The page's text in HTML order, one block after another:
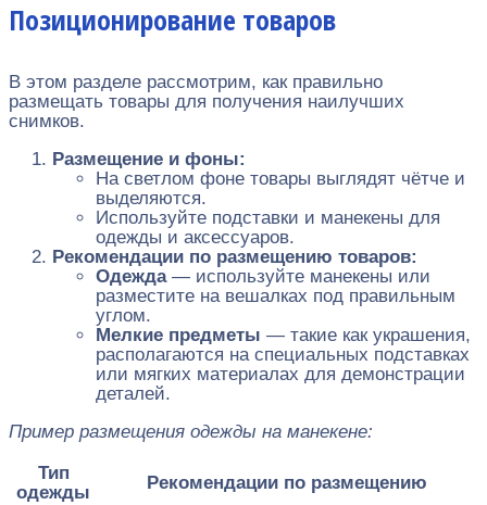
Позиционирование товаров
В этом разделе рассмотрим, как правильно
размещать товары для получения наилучших
снимков.
Размещение и фоны:
На светлом фоне товары выглядят чётче и
выделяются.
Используйте подставки и манекены для
одежды и аксессуаров.
Рекомендации по размещению товаров:
Одежда— используйте манекены или
разместите на вешалках под правильным
углом.
Мелкие предметы — такие как украшения,
располагаются на специальных подставках
или мягких материалах для демонстрации
деталей.
Пример размещения одежды на манекене:
Тип
одежды
Рекомендации по размещению